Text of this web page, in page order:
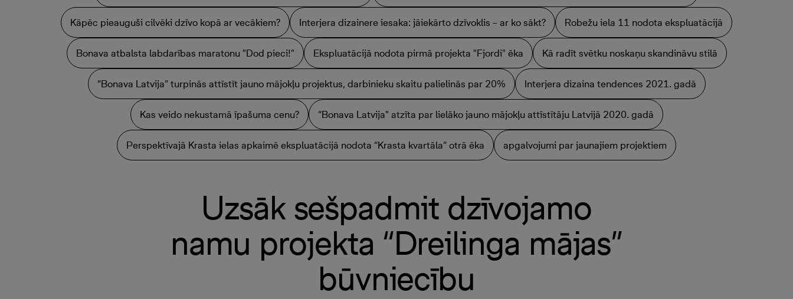
Kāpēc pieauguši cilvēki dzīvo kopā ar vecākiem? Interjera dizainere iesaka: jāiekārto dzīvoklis – ar ko sākt? Robežu iela 11 nodota ekspluatācijā
Bonava atbalsta labdarības maratonu "Dod pieci!" Ekspluatācijā nodota pirmā projekta "Fjordi" ēka Kā radīt svētku noskaņu skandināvu stilā
“Bonava Latvija” turpinās attīstīt jauno mājokļu projektus, darbinieku skaitu palielinās par 20% Interjera dizaina tendences 2021. gadā
Kas veido nekustamā īpašuma cenu? “Bonava Latvija" atzīta par lielāko jauno mājokļu attīstītāju Latvijā 2020. gadā
Perspektīvajā Krasta ielas apkaimē ekspluatācijā nodota “Krasta kvartāla” otrā ēka apgalvojumi par jaunajiem projektiem
Uzsāk sešpadmit dzīvojamo
namu projekta “Dreilinga mājas”
būvniecību